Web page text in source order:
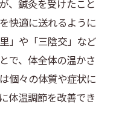
、鍼灸を受けたこと
快適に送れるように
」や「三陰交」など
で、体全体の温かさ
個々の体質や症状に
体温調節を改善でき